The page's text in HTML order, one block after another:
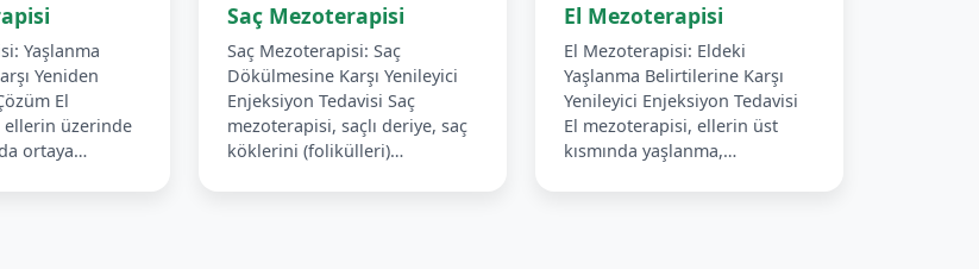
Yaşlanma
Yeniden
El
ellerin üzerinde
ortaya…
Saç Mezoterapisi
Saç Mezoterapisi: Saç
Dökülmesine Karşı Yenileyici
Enjeksiyon Tedavisi Saç
mezoterapisi, saçlı deriye, saç
köklerini (folikülleri)…
El Mezoterapisi
El Mezoterapisi: Eldeki
Yaşlanma Belirtilerine Karşı
Yenileyici Enjeksiyon Tedavisi
El mezoterapisi, ellerin üst
kısmında yaşlanma,…